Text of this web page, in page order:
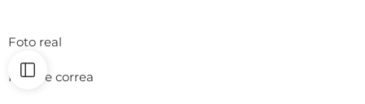
Foto real
Incluye correa